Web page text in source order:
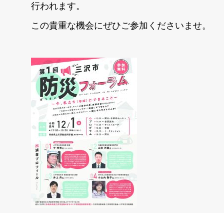
行われます。
この貴重な機会にぜひご参加くださいませ。